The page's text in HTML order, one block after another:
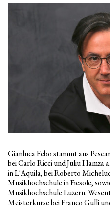
Gianluca Febo stammt aus
bei Carlo Ricci und Juliu Hamza
in L'Aquila, bei Roberto
Musikhochschule in Fiesole,
Musikhochschule Luzern.
Meisterkurse bei Franco Gulli